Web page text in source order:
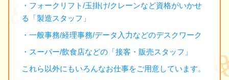
・フォークリフト/玉掛け/クレーンなど資格がいかせ
る「製造スタッフ」
・一般事務/経理事務/データ入力などのデスクワーク
・スーパー/飲食店などの「接客・販売スタッフ」
これら以外にもいろんなお仕事をご用意しています。